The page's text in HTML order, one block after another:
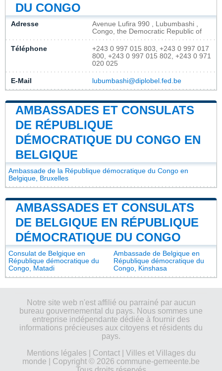
DU CONGO
Adresse
Avenue Lufira 990 , Lubumbashi ,
Congo, the Democratic Republic of
Téléphone
+243 0 997 015 803, +243 0 997 017
800, +243 0 997 015 802, +243 0 971
020 025
E-Mail lubumbashi@diplobel.fed.be
AMBASSADES ET CONSULATS
DE RÉPUBLIQUE
DÉMOCRATIQUE DU CONGO EN
BELGIQUE
Ambassade de la République démocratique du Congo en
Belgique, Bruxelles
AMBASSADES ET CONSULATS
DE BELGIQUE EN RÉPUBLIQUE
DÉMOCRATIQUE DU CONGO
Consulat de Belgique en
République démocratique du
Congo, Matadi
Ambassade de Belgique en
République démocratique du
Congo, Kinshasa
Notre site web n'est affilié ou parrainé par aucun
bureau gouvernemental du pays. Nous sommes une
entreprise indépendante dédiée à fournir des
informations précieuses aux citoyens et résidents du
pays.
Mentions légales| Contact| Villes et Villages du
monde | Copyright © 2026 commune-gemeente.be